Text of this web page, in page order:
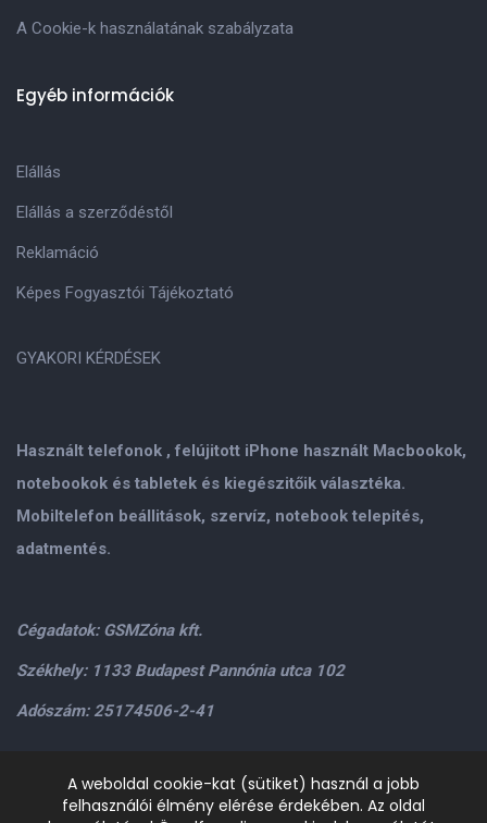
Használt telefonok , felújitott iPhone használt Macbookok,
notebookok és tabletek és kiegészitőik választéka.
Mobiltelefon beállitások, szervíz, notebook telepités,
adatmentés.
Cégadatok: GSMZóna kft.
Székhely: 1133 Budapest Pannónia utca 102
Adószám: 25174506-2-41
Személyes átvétel: GSMZóna kft. 1134.Bp. Váci út 9-15
H-P: 9.00-17.00,Szo: 9.00-13.00+36205534995+36209906363
A Cookie-k használatának szabályzata
Egyéb információk
Elállás
Elállás a szerződéstől
Reklamáció
Képes Fogyasztói Tájékoztató
GYAKORI KÉRDÉSEK
A weboldal cookie-kat (sütiket) használ a jobb
felhasználói élmény elérése érdekében. Az oldal